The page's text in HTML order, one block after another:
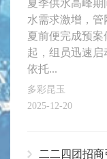
夏季供水高峰
水需求激增，管
夏前便完成预
起，组员迅速启
依托...
多彩昆玉
2025-12-20